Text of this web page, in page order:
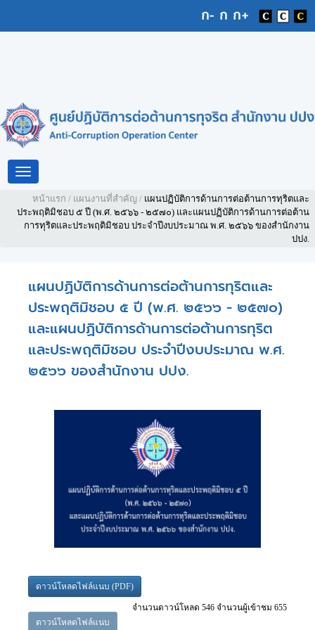
Toggle
หน้าแรก / แผนงานที่สำคัญ / แผนปฏิบัติการด้านการต่อต้านการทุริตและ
ประพฤติมิชอบ ๕ ปี (พ.ศ. ๒๕๖๖ - ๒๕๗๐) และแผนปฏิบัติการด้านการต่อต้าน
การทุริตและประพฤติมิชอบ ประจำปีงบประมาณ พ.ศ. ๒๕๖๖ ของสำนักงาน
ปปง.
แผนปฏิบัติการด้านการต่อต้านการทุริตและ
ประพฤติมิชอบ ๕ ปี (พ.ศ. ๒๕๖๖ - ๒๕๗๐)
และแผนปฏิบัติการด้านการต่อต้านการทุริต
และประพฤติมิชอบ ประจำปีงบประมาณ พ.ศ.
๒๕๖๖ ของสำนักงาน ปปง.
ดาวน์โหลดไฟล์แนบ (PDF)
จำนวนดาวน์โหลด 546 จำนวนผู้เข้าชม 655
ดาวน์โหลดไฟล์แนบ